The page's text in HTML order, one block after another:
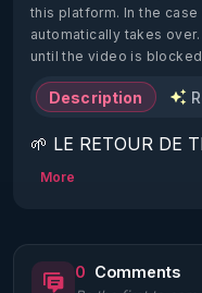
this platform. In the
automatically takes
until the video is
Description
🌱 LE RETOUR DE
2022)!
https://www.rgnr.fr/
More
0 Comments